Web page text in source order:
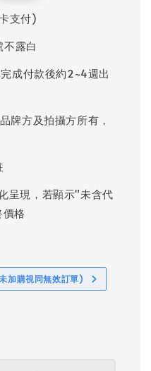
支付)
露白
成付款後約2~4週出
牌方及拍攝方所有，
呈現，若顯示"未含代
格
加購視同無效訂單)